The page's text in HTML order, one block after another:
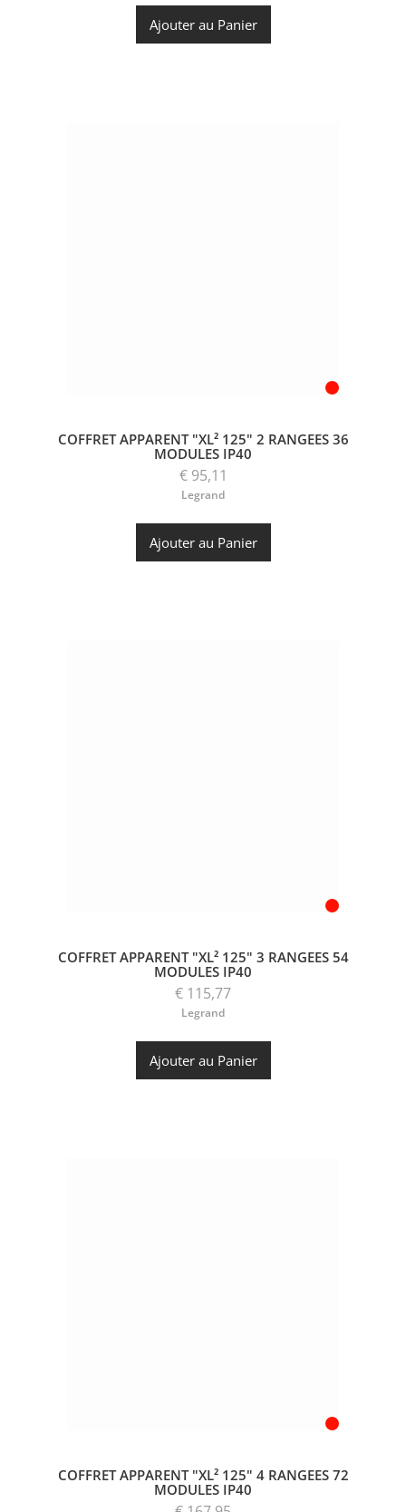
Ajouter au Panier
COFFRET APPARENT "XL² 125" 2 RANGEES 36
MODULES IP40
€ 95,11
Legrand
Ajouter au Panier
COFFRET APPARENT "XL² 125" 3 RANGEES 54
MODULES IP40
€ 115,77
Legrand
Ajouter au Panier
COFFRET APPARENT "XL² 125" 4 RANGEES 72
MODULES IP40